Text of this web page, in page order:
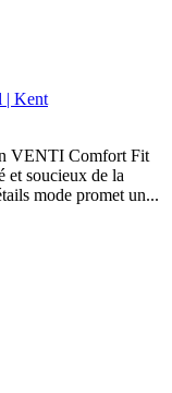
| Kent
VENTI Comfort Fit
et soucieux de la
mode promet un...